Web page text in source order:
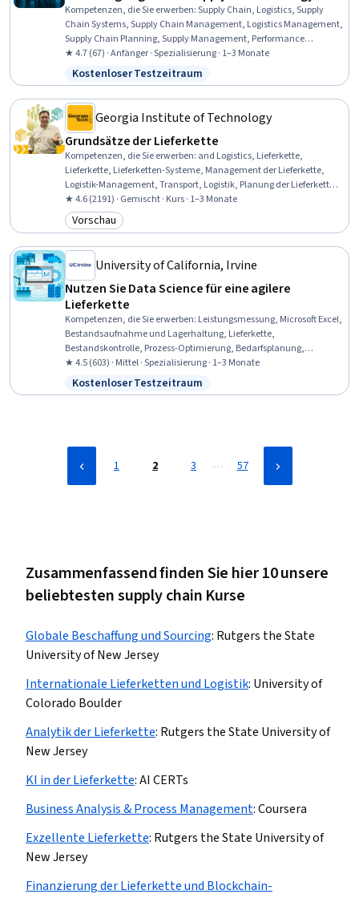
Kompetenzen, die Sie erwerben:Supply Chain, Logistics, Supply
Chain Systems, Supply Chain Management, Logistics Management,
Supply Chain Planning, Supply Management, Performance
Measurement, Transportation Management, Transportation
Operations, Operational Efficiency, Operations Management,
Inventory and Warehousing, Supplier Management, Business
Operations, Operations, Sustainable Business, Inventory
Management, Business, Business Administration
★ 4.7 (67) · Anfänger · Spezialisierung · 1–3 Monate
Status: Kostenloser Testzeitraum
Kostenloser Testzeitraum
Georgia Institute of Technology
Grundsätze der Lieferkette
Kompetenzen, die Sie erwerben: and Logistics, Lieferkette,
Lieferkette, Lieferketten-Systeme, Management der Lieferkette,
Logistik-Management, Transport, Logistik, Planung der Lieferkette,
Beschaffung
★ 4.6 (2191) · Gemischt · Kurs · 1–3 Monate
Kategorie: Vorschau
Vorschau
University of California, Irvine
Nutzen Sie Data Science für eine agilere
Lieferkette
Kompetenzen, die Sie erwerben: Leistungsmessung, Microsoft Excel,
Bestandsaufnahme und Lagerhaltung, Lieferkette,
Bestandskontrolle, Prozess-Optimierung, Bedarfsplanung,
Betriebsführung, Materialwirtschaft, Management der Lieferkette,
Nutzung der Ressourcen, Ressourcenplanung, Kapazitätsplanung,
Ressourcen-Zuweisung, Kapazitätsmanagement, Vorhersage,
★ 4.5 (603) · Mittel · Spezialisierung · 1–3 Monate
Status: Kostenloser Testzeitraum
Kostenloser Testzeitraum
1 2 3 … 57
Zusammenfassend finden Sie hier 10 unsere
beliebtesten supply chain Kurse
Globale Beschaffung und Sourcing: Rutgers the State
University of New Jersey
Internationale Lieferketten und Logistik: University of
Colorado Boulder
Analytik der Lieferkette: Rutgers the State University of
New Jersey
KI in der Lieferkette:AI CERTs
Business Analysis & Process Management:Coursera
Exzellente Lieferkette: Rutgers the State University of
New Jersey
Finanzierung der Lieferkette und Blockchain-